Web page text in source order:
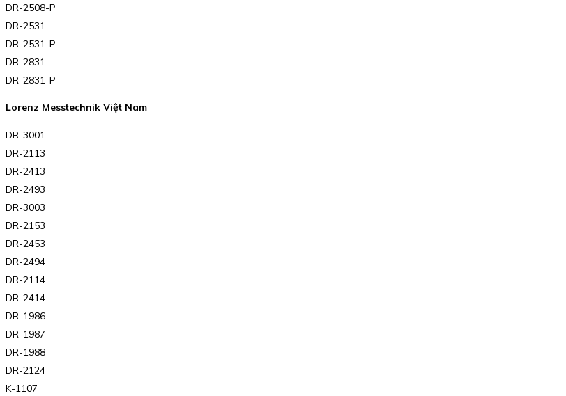
DR-2508-P
DR-2531
DR-2531-P
DR-2831
DR-2831-P
Lorenz Messtechnik Việt Nam
DR-3001
DR-2113
DR-2413
DR-2493
DR-3003
DR-2153
DR-2453
DR-2494
DR-2114
DR-2414
DR-1986
DR-1987
DR-1988
DR-2124
K-1107